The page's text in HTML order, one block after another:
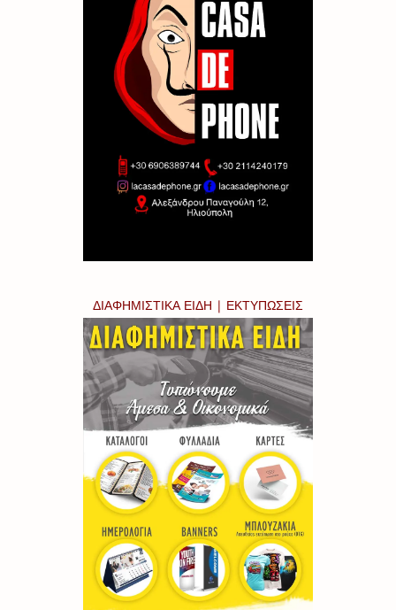
ΔΙΑΦΗΜΙΣΤΙΚΑ ΕΙΔΗ | ΕΚΤΥΠΩΣΕΙΣ